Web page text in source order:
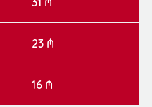
23 ₼
16 ₼